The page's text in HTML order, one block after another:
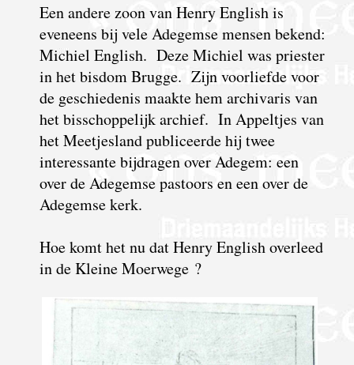
Een andere zoon van Henry English is
eveneens bij vele Adegemse mensen bekend:
Michiel English. Deze Michiel was priester
in het bisdom Brugge. Zijn voorliefde voor
de geschiedenis maakte hem archivaris van
het bisschoppelijk archief. In Appeltjes van
het Meetjesland publiceerde hij twee
interessante bijdragen over Adegem: een
over de Adegemse pastoors en een over de
Adegemse kerk.
Hoe komt het nu dat Henry English overleed
in de Kleine Moerwege ?